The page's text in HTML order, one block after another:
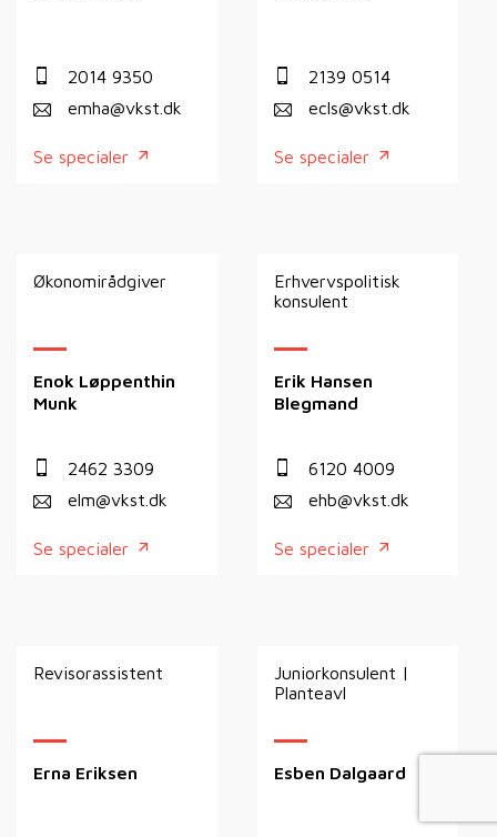
2014 9350
emha@vkst.dk
Se specialer
2139 0514
ecls@vkst.dk
Se specialer
Økonomirådgiver
Enok Løppenthin
Munk
2462 3309
elm@vkst.dk
Se specialer
Erhvervspolitisk
konsulent
Erik Hansen
Blegmand
6120 4009
ehb@vkst.dk
Se specialer
Revisorassistent
Erna Eriksen
Juniorkonsulent |
Planteavl
Esben Dalgaard